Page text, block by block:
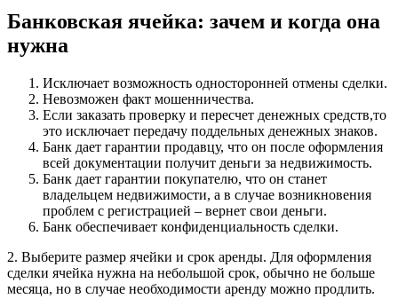
Банковская ячейка: зачем и когда она
нужна
Исключает возможность односторонней отмены сделки.
Невозможен факт мошенничества.
Если заказать проверку и пересчет денежных средств,то
это исключает передачу поддельных денежных знаков.
Банк дает гарантии продавцу, что он после оформления
всей документации получит деньги за недвижимость.
Банк дает гарантии покупателю, что он станет
владельцем недвижимости, а в случае возникновения
проблем с регистрацией – вернет свои деньги.
Банк обеспечивает конфиденциальность сделки.
2. Выберите размер ячейки и срок аренды. Для оформления
сделки ячейка нужна на небольшой срок, обычно не больше
месяца, но в случае необходимости аренду можно продлить.